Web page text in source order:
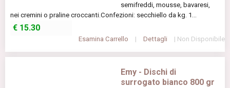
semifreddi, mousse, bavaresi,
nei cremini o praline croccanti.Confezioni: secchiello da kg. 1...
€ 15.30
Esamina Carrello | Dettagli | Non Disponibile
Emy - Dischi di
surrogato bianco 800 gr